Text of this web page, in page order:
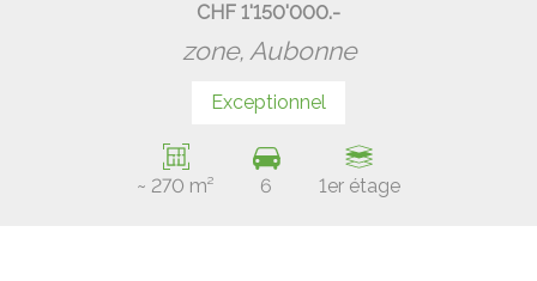
CHF 1'150'000.-
zone, Aubonne
Exceptionnel
~ 270 m² 6 1er étage